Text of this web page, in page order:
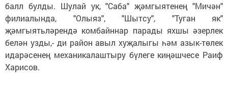
балл булды. Шулай ук, "Саба" җәмгыятенең "Мичән"
филиалында, "Олыяз", "Шытсу", "Туган як"
җәмгыятьләрендә комбайннар парады яхшы әзерлек
белән узды,- ди район авыл хуҗалыгы һәм азык-төлек
идарәсенең механикалаштыру бүлеге киңәшчесе Раиф
Харисов.